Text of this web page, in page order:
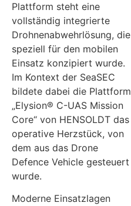
Plattform steht eine
vollständig integrierte
Drohnenabwehrlösung, die
speziell für den mobilen
Einsatz konzipiert wurde.
Im Kontext der SeaSEC
bildete dabei die Plattform
„Elysion® C-UAS Mission
Core“ von HENSOLDT das
operative Herzstück, von
dem aus das Drone
Defence Vehicle gesteuert
wurde.
Moderne Einsatzlagen